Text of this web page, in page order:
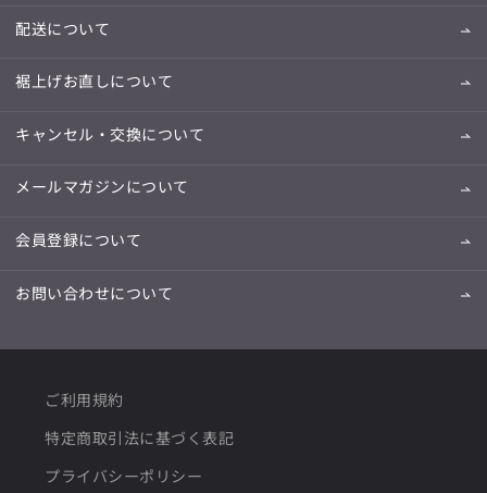
配送について
裾上げお直しについて
キャンセル・交換について
メールマガジンについて
会員登録について
お問い合わせについて
ご利用規約
特定商取引法に基づく表記
プライバシーポリシー